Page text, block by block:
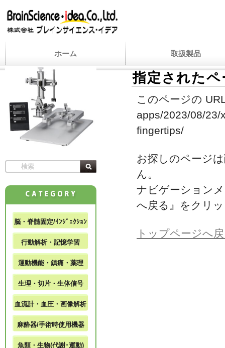
ホーム 取扱製品
指定された
このページの
apps/2023/08/23/
fingertips/
お探しのページ
ん。
ナビゲーション
へ戻る』をクリ
トップページへ
脳・脊髄固定/ｲﾝｼﾞｪｸｼｮﾝ
行動解析・記憶学習
運動機能・鎮痛・薬理
生理・切片・生体信号
血流計・血圧・画像解析
麻酔器/手術時使用機器
魚類・生物(代謝･運動)